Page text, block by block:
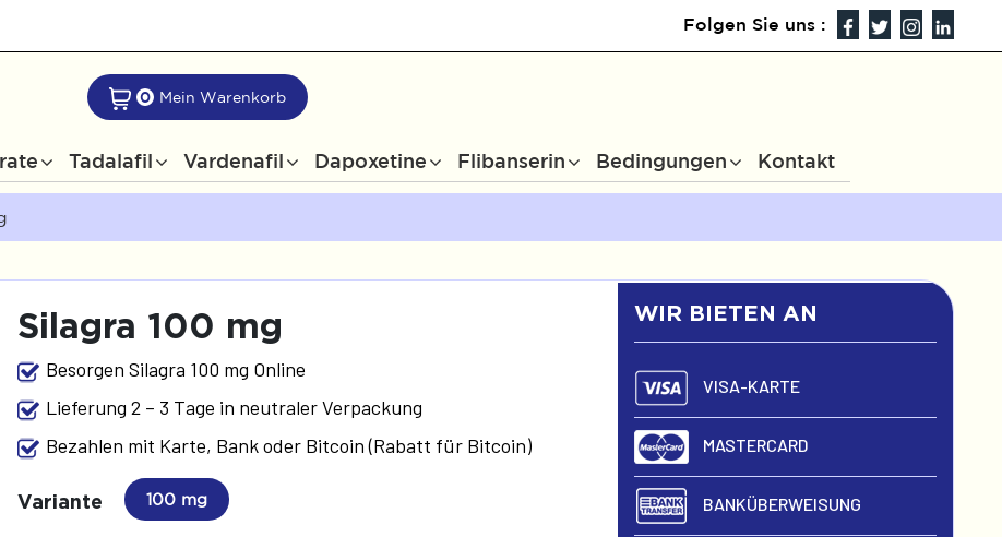
Folgen Sie uns :
0 Mein Warenkorb
Tadalafil Vardenafil Dapoxetine Flibanserin Bedingungen Kontakt
Silagra 100 mg
Besorgen Silagra 100 mg Online
Lieferung 2 – 3 Tage in neutraler Verpackung
Bezahlen mit Karte, Bank oder Bitcoin (Rabatt für Bitcoin)
Variante 100 mg
WIR BIETEN AN
VISA-KARTE
MASTERCARD
BANKÜBERWEISUNG